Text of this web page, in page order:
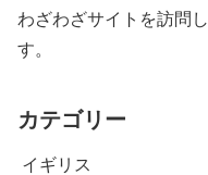
わざわざサイトを訪問
す。
カテゴリー
イギリス